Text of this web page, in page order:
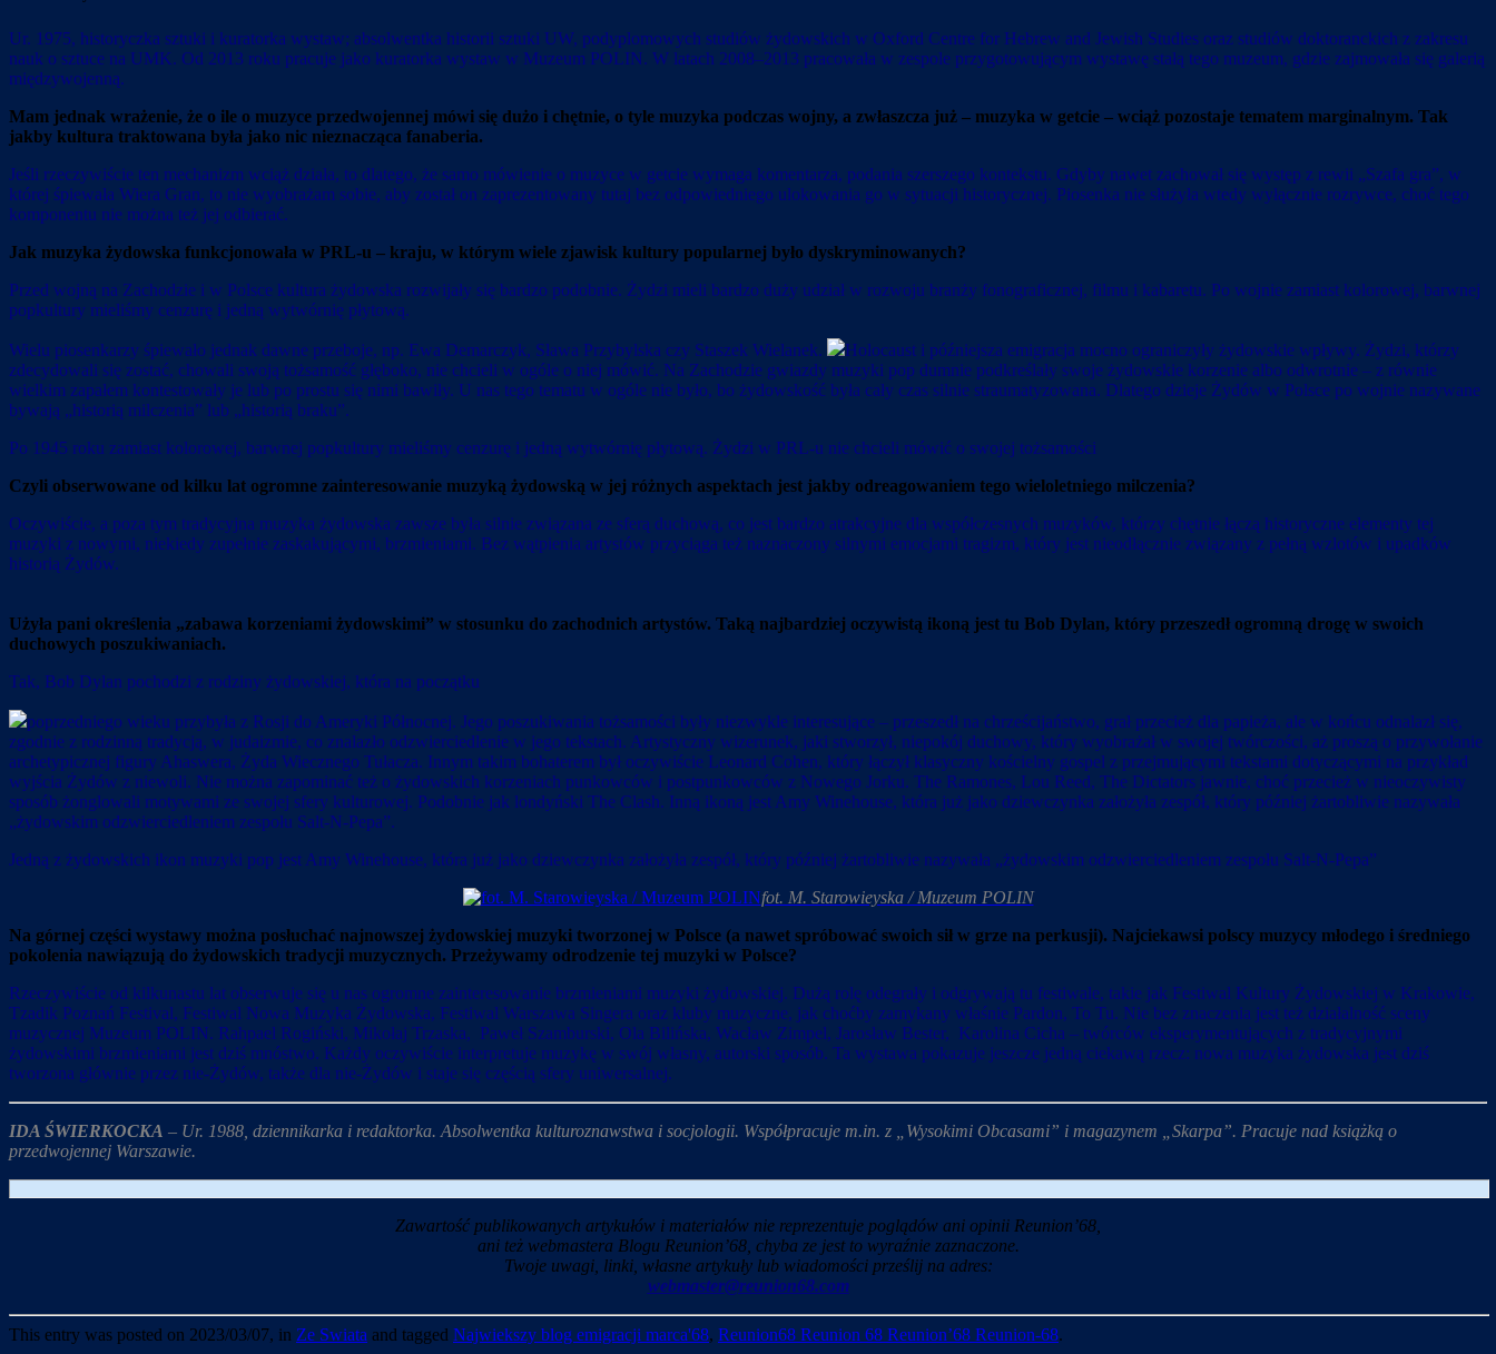
Ur. 1975, historyczka sztuki i kuratorka wystaw; absolwentka historii sztuki UW, podyplomowych studiów żydowskich w Oxford Centre for Hebrew and Jewish Studies oraz studiów doktoranckich z zakresu
nauk o sztuce na UMK. Od 2013 roku pracuje jako kuratorka wystaw w Muzeum POLIN. W latach 2008–2013 pracowała w zespole przygotowującym wystawę stałą tego muzeum, gdzie zajmowała się galerią
międzywojenną.
Mam jednak wrażenie, że o ile o muzyce przedwojennej mówi się dużo i chętnie, o tyle muzyka podczas wojny, a zwłaszcza już – muzyka w getcie – wciąż pozostaje tematem marginalnym. Tak
jakby kultura traktowana była jako nic nieznacząca fanaberia.
Jeśli rzeczywiście ten mechanizm wciąż działa, to dlatego, że samo mówienie o muzyce w getcie wymaga komentarza, podania szerszego kontekstu. Gdyby nawet zachował się występ z rewii „Szafa gra”, w
której śpiewała Wiera Gran, to nie wyobrażam sobie, aby został on zaprezentowany tutaj bez odpowiedniego ulokowania go w sytuacji historycznej. Piosenka nie służyła wtedy wyłącznie rozrywce, choć tego
komponentu nie można też jej odbierać.
Jak muzyka żydowska funkcjonowała w PRL-u – kraju, w którym wiele zjawisk kultury popularnej było dyskryminowanych?
Przed wojną na Zachodzie i w Polsce kultura żydowska rozwijały się bardzo podobnie. Żydzi mieli bardzo duży udział w rozwoju branży fonograficznej, filmu i kabaretu. Po wojnie zamiast kolorowej, barwnej
popkultury mieliśmy cenzurę i jedną wytwórnię płytową.
Wielu piosenkarzy śpiewało jednak dawne przeboje, np. Ewa Demarczyk, Sława Przybylska czy Staszek Wielanek.
Holocaust i późniejsza emigracja mocno ograniczyły żydowskie wpływy. Żydzi, którzy
zdecydowali się zostać, chowali swoją tożsamość głęboko, nie chcieli w ogóle o niej mówić. Na Zachodzie gwiazdy muzyki pop dumnie podkreślały swoje żydowskie korzenie albo odwrotnie – z równie
wielkim zapałem kontestowały je lub po prostu się nimi bawiły. U nas tego tematu w ogóle nie było, bo żydowskość była cały czas silnie straumatyzowana. Dlatego dzieje Żydów w Polsce po wojnie nazywane
bywają „historią milczenia” lub „historią braku”.
Po 1945 roku zamiast kolorowej, barwnej popkultury mieliśmy cenzurę i jedną wytwórnię płytową. Żydzi w PRL-u nie chcieli mówić o swojej tożsamości
Czyli obserwowane od kilku lat ogromne zainteresowanie muzyką żydowską w jej różnych aspektach jest jakby odreagowaniem tego wieloletniego milczenia?
Oczywiście, a poza tym tradycyjna muzyka żydowska zawsze była silnie związana ze sferą duchową, co jest bardzo atrakcyjne dla współczesnych muzyków, którzy chętnie łączą historyczne elementy tej
muzyki z nowymi, niekiedy zupełnie zaskakującymi, brzmieniami. Bez wątpienia artystów przyciąga też naznaczony silnymi emocjami tragizm, który jest nieodłącznie związany z pełną wzlotów i upadków
historią Żydów.
Użyła pani określenia „zabawa korzeniami żydowskimi” w stosunku do zachodnich artystów. Taką najbardziej oczywistą ikoną jest tu Bob Dylan, który przeszedł ogromną drogę w swoich
duchowych poszukiwaniach.
Tak, Bob Dylan pochodzi z rodziny żydowskiej, która na początku
poprzedniego wieku przybyła z Rosji do Ameryki Północnej. Jego poszukiwania tożsamości były niezwykle interesujące – przeszedł na chrześcijaństwo, grał przecież dla papieża, ale w końcu odnalazł się,
zgodnie z rodzinną tradycją, w judaizmie, co znalazło odzwierciedlenie w jego tekstach. Artystyczny wizerunek, jaki stworzył, niepokój duchowy, który wyobrażał w swojej twórczości, aż proszą o przywołanie
archetypicznej figury Ahaswera, Żyda Wiecznego Tułacza. Innym takim bohaterem był oczywiście Leonard Cohen, który łączył klasyczny kościelny gospel z przejmującymi tekstami dotyczącymi na przykład
wyjścia Żydów z niewoli. Nie można zapominać też o żydowskich korzeniach punkowców i postpunkowców z Nowego Jorku. The Ramones, Lou Reed, The Dictators jawnie, choć przecież w nieoczywisty
sposób żonglowali motywami ze swojej sfery kulturowej. Podobnie jak londyński The Clash. Inną ikoną jest Amy Winehouse, która już jako dziewczynka założyła zespół, który później żartobliwie nazywała
„żydowskim odzwierciedleniem zespołu Salt-N-Pepa”.
Jedną z żydowskich ikon muzyki pop jest Amy Winehouse, która już jako dziewczynka założyła zespół, który później żartobliwie nazywała „żydowskim odzwierciedleniem zespołu Salt-N-Pepa”
fot. M. Starowieyska / Muzeum POLIN
Na górnej części wystawy można posłuchać najnowszej żydowskiej muzyki tworzonej w Polsce (a nawet spróbować swoich sił w grze na perkusji). Najciekawsi polscy muzycy młodego i średniego
pokolenia nawiązują do żydowskich tradycji muzycznych. Przeżywamy odrodzenie tej muzyki w Polsce?
Rzeczywiście od kilkunastu lat obserwuje się u nas ogromne zainteresowanie brzmieniami muzyki żydowskiej. Dużą rolę odegrały i odgrywają tu festiwale, takie jak Festiwal Kultury Żydowskiej w Krakowie,
Tzadik Poznań Festival, Festiwal Nowa Muzyka Żydowska, Festiwal Warszawa Singera oraz kluby muzyczne, jak choćby zamykany właśnie Pardon, To Tu. Nie bez znaczenia jest też działalność sceny
muzycznej Muzeum POLIN. Rahpael Rogiński, Mikołaj Trzaska, Paweł Szamburski, Ola Bilińska, Wacław Zimpel, Jarosław Bester, Karolina Cicha – twórców eksperymentujących z tradycyjnymi
żydowskimi brzmieniami jest dziś mnóstwo. Każdy oczywiście interpretuje muzykę w swój własny, autorski sposób. Ta wystawa pokazuje jeszcze jedną ciekawą rzecz: nowa muzyka żydowska jest dziś
tworzona głównie przez nie-Żydów, także dla nie-Żydów i staje się częścią sfery uniwersalnej.
IDA ŚWIERKOCKA – Ur. 1988, dziennikarka i redaktorka. Absolwentka kulturoznawstwa i socjologii. Współpracuje m.in. z „Wysokimi Obcasami” i magazynem „Skarpa”. Pracuje nad książką o
przedwojennej Warszawie.
Zawartość publikowanych artykułów i materiałów nie reprezentuje poglądów ani opinii Reunion’68,
ani też webmastera Blogu Reunion’68, chyba ze jest to wyraźnie zaznaczone.
Twoje uwagi, linki, własne artykuły lub wiadomości prześlij na adres:
webmaster@reunion68.com
This entry was posted on 2023/03/07, in Ze Swiata and tagged Najwiekszy blog emigracji marca'68, Reunion68 Reunion 68 Reunion’68 Reunion-68.